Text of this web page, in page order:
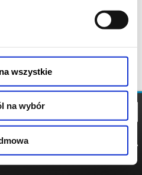
wszystkie
na wybór
POLITYKA